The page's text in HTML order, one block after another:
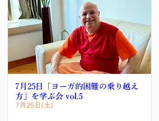
7月25日「ヨーガ的困難の乗り越え
方」を学ぶ会 vol.5
7月25日(土)